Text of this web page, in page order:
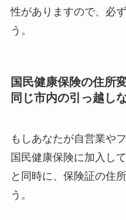
性がありますので、必
う。
国民健康保険の住所
同じ市内の引っ越し
もしあなたが自営業や
国民健康保険に加入し
と同時に、保険証の住
う。